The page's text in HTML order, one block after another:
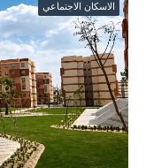
الاسكان الاجتماعي